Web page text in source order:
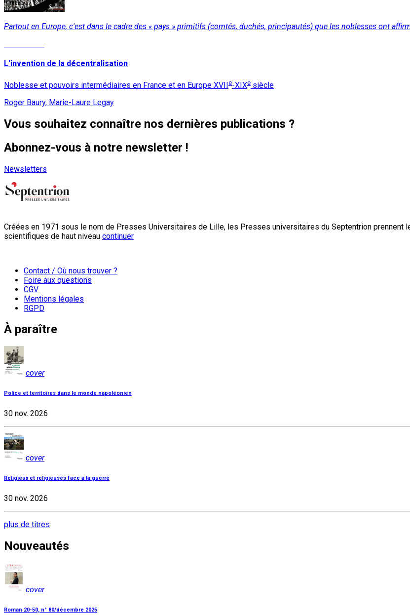
Partout en Europe, c'est dans le cadre des « pays » primitifs (comtés, duchés, principautés) que les noblesses ont
L'invention de la décentralisation
Noblesse et pouvoirs intermédiaires en France et en Europe XVIIe-XIXe siècle
Roger Baury, Marie-Laure Legay
Vous souhaitez connaître nos dernières publications ?
Abonnez-vous à notre newsletter !
Newsletters
Créées en 1971 sous le nom de Presses Universitaires de Lille, les Presses universitaires du Septentrion prennent
scientifiques de haut niveau continuer
Contact / Où nous trouver ?
Foire aux questions
CGV
Mentions légales
RGPD
À paraître
cover
Police et territoires dans le monde napoléonien
30 nov. 2026
cover
Religieux et religieuses face à la guerre
30 nov. 2026
plus de titres
Nouveautés
cover
Roman 20-50, n° 80/décembre 2025